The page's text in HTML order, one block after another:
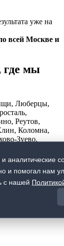
уже на
всей Москве и
где мы
Люберцы,
Реутов,
Коломна,
Зуево,
Наро-Фоминск,
Истра, Можайск,
Пущино,
аналитические
и помогал нам
с нашей